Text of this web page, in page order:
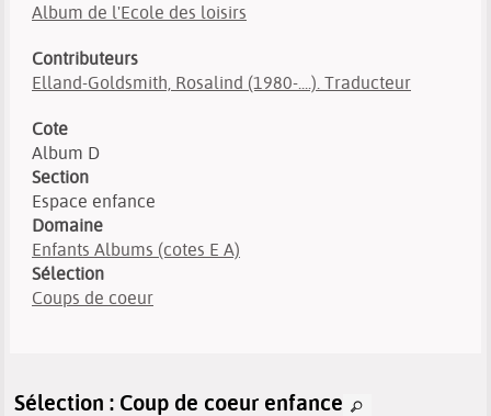
Album de l'Ecole des loisirs
Contributeurs
Elland-Goldsmith, Rosalind (1980-....). Traducteur
Cote
Album D
Section
Espace enfance
Domaine
Enfants Albums (cotes E A)
Sélection
Coups de coeur
Sélection : Coup de coeur enfance